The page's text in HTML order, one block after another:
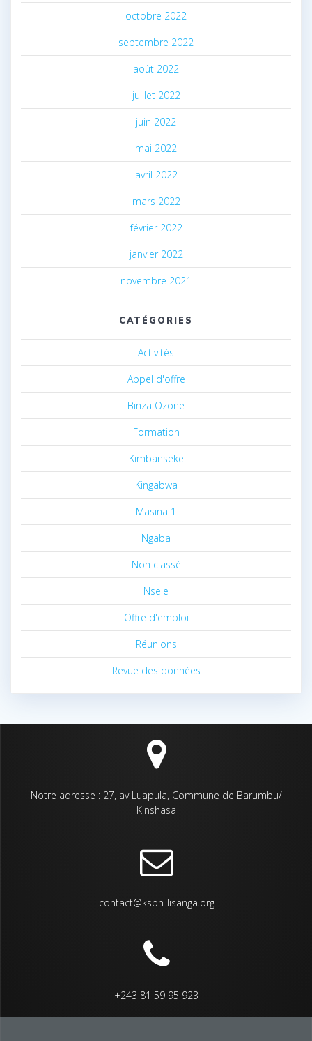
octobre 2022
septembre 2022
août 2022
juillet 2022
juin 2022
mai 2022
avril 2022
mars 2022
février 2022
janvier 2022
novembre 2021
CATÉGORIES
Activités
Appel d'offre
Binza Ozone
Formation
Kimbanseke
Kingabwa
Masina 1
Ngaba
Non classé
Nsele
Offre d'emploi
Réunions
Revue des données
Notre adresse : 27, av Luapula, Commune de Barumbu/
Kinshasa
contact@ksph-lisanga.org
+243 81 59 95 923